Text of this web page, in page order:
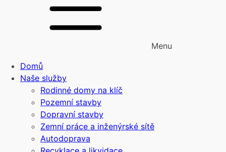
Menu
Domů
Naše služby
Rodinné domy na klíč
Pozemní stavby
Dopravní stavby
Zemní práce a inženýrské sítě
Autodoprava